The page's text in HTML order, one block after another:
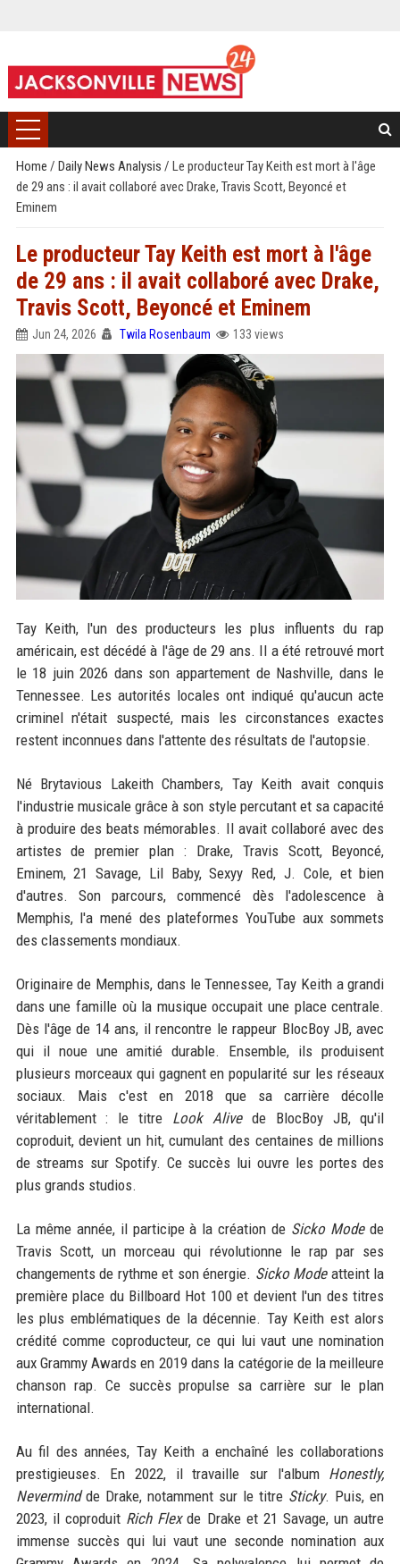
Home / Daily News Analysis / Le producteur Tay Keith est mort à l'âge
de 29 ans : il avait collaboré avec Drake, Travis Scott, Beyoncé et
Eminem
Le producteur Tay Keith est mort à l'âge
de 29 ans : il avait collaboré avec Drake,
Travis Scott, Beyoncé et Eminem
Jun 24, 2026 Twila Rosenbaum 133 views
Tay Keith, l'un des producteurs les plus influents du rap
américain, est décédé à l'âge de 29 ans. Il a été retrouvé mort
le 18 juin 2026 dans son appartement de Nashville, dans le
Tennessee. Les autorités locales ont indiqué qu'aucun acte
criminel n'était suspecté, mais les circonstances exactes
restent inconnues dans l'attente des résultats de l'autopsie.
Né Brytavious Lakeith Chambers, Tay Keith avait conquis
l'industrie musicale grâce à son style percutant et sa capacité
à produire des beats mémorables. Il avait collaboré avec des
artistes de premier plan : Drake, Travis Scott, Beyoncé,
Eminem, 21 Savage, Lil Baby, Sexyy Red, J. Cole, et bien
d'autres. Son parcours, commencé dès l'adolescence à
Memphis, l'a mené des plateformes YouTube aux sommets
des classements mondiaux.
Originaire de Memphis, dans le Tennessee, Tay Keith a grandi
dans une famille où la musique occupait une place centrale.
Dès l'âge de 14 ans, il rencontre le rappeur BlocBoy JB, avec
qui il noue une amitié durable. Ensemble, ils produisent
plusieurs morceaux qui gagnent en popularité sur les réseaux
sociaux. Mais c'est en 2018 que sa carrière décolle
véritablement : le titre Look Alivede BlocBoy JB, qu'il
coproduit, devient un hit, cumulant des centaines de millions
de streams sur Spotify. Ce succès lui ouvre les portes des
plus grands studios.
La même année, il participe à la création de Sicko Modede
Travis Scott, un morceau qui révolutionne le rap par ses
changements de rythme et son énergie. Sicko Modeatteint la
première place du Billboard Hot 100 et devient l'un des titres
les plus emblématiques de la décennie. Tay Keith est alors
crédité comme coproducteur, ce qui lui vaut une nomination
aux Grammy Awards en 2019 dans la catégorie de la meilleure
chanson rap. Ce succès propulse sa carrière sur le plan
international.
Au fil des années, Tay Keith a enchaîné les collaborations
prestigieuses. En 2022, il travaille sur l'album Honestly,
Nevermindde Drake, notamment sur le titre Sticky. Puis, en
2023, il coproduit Rich Flexde Drake et 21 Savage, un autre
immense succès qui lui vaut une seconde nomination aux